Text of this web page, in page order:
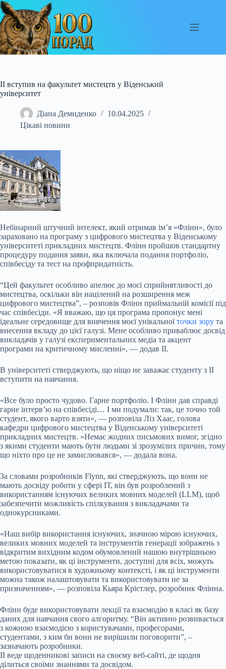
Перейти
до
вмісту
ІІ вступив на факультет мистецтв у Віденський
університет
Діана Демиденко
10.04.2025
Цікаві новини
Небінарний штучний інтелект, який отримав ім’я «Флінн», було
зараховано на програму з цифрового мистецтва у Віденському
університеті прикладних мистецтв. Флінн пройшов стандартну
процедуру подання заяви, яка включала подання портфоліо,
співбесіду та тест на профпридатність.
“Цей факультет особливо апелює до моєї сприйнятливості до
мистецтва, оскільки він націлений на розширення меж
цифрового мистецтва”, – розповів Флінн приймальній комісії під
час співбесіди. «Я вважаю, що ця програма пропонує мені
ідеальне середовище для вивчення моєї унікальноїточки зору та
внесення вкладу до цієї галузі. Мене особливо приваблює досвід
викладачів у галузі експериментальних медіа та акцент
програми на критичному мисленні», — додав ІІ.
В університеті стверджують, що ніщо не заважає студенту з ІІ
вступити на навчання.
«Все було просто чудово. Гарне портфоліо. І Флінн дав справді
гарне інтерв’ю на співбесіді… І ми подумали: так, це точно той
студент, якого варто взяти», — розповіла Ліз Хаас, голова
кафедри цифрового мистецтва у Віденському університеті
прикладних мистецтв. «Немає жодних письмових вимог, згідно
з якими студенти мають бути людьми зі зрозумілих причин, тому
що ніхто про це не замислювався», — додала вона.
За словами розробників Flynn, які стверджують, що вони не
мають досвіду роботи у сфері ІТ, він був розроблений з
використанням існуючих великих мовних моделей (LLM), щоб
забезпечити можливість спілкування з викладачами та
однокурсниками.
«Наш вибір використання існуючих, значною мірою існуючих,
великих мовних моделей та інструментів генерації зображень з
відкритим вихідним кодом обумовлений нашою внутрішньою
метою показати, як ці інструменти, доступні для всіх, можуть
використовуватися в художньому контексті, і як ці інструменти
можна також налаштовувати та використовувати не за
призначенням», — розповіла Кьяра Крістлер, розробник Флінна.
Флінн буде використовувати лекції та взаємодію в класі як базу
даних для навчання свого алгоритму. “Він активно розвивається
з кожною взаємодією з користувачами, професорами,
студентами, з ким би вони не вирішили поговорити”, –
зазначають розробники.
ІІ веде щоденникові записи на своєму веб-сайті, де щодня
ділиться своїми знаннями та досвідом.